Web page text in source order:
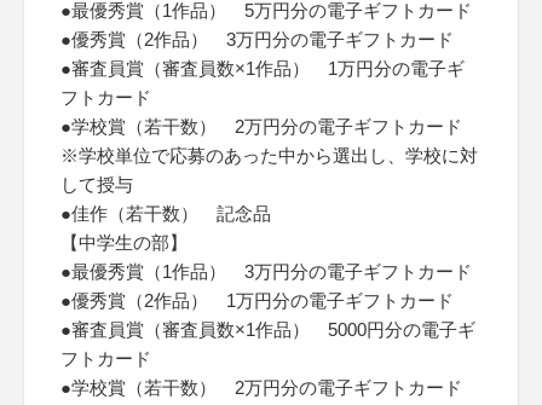
●最優秀賞（1作品） 5万円分の電子ギフトカード
●優秀賞（2作品） 3万円分の電子ギフトカード
●審査員賞（審査員数×1作品） 1万円分の電子ギ
フトカード
●学校賞（若干数） 2万円分の電子ギフトカード
※学校単位で応募のあった中から選出し、学校に対
して授与
●佳作（若干数） 記念品
【中学生の部】
●最優秀賞（1作品） 3万円分の電子ギフトカード
●優秀賞（2作品） 1万円分の電子ギフトカード
●審査員賞（審査員数×1作品） 5000円分の電子ギ
フトカード
●学校賞（若干数） 2万円分の電子ギフトカード